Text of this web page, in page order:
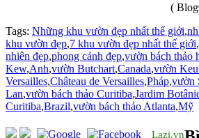
(
Tags: Những khu vườn đẹp nhất thế giới,
khu vườn đẹp,7 khu vườn đẹp nhất thế giới,
nhiên đẹp,phong cảnh đẹp,vườn bách thảo
Kew,Anh,vườn Butchart,Canada,vườn
Versailles,Château de Versailles,Pháp,vườn
Lan,vườn bách thảo Curitiba,Jardim
Curitiba,Brazil,vườn bách thảo Atlanta,Mỹ
Lazi.vn